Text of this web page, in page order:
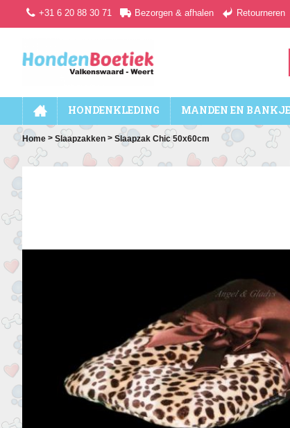
+31 6 20 88 30 71 Bezorgen & afhalen Retourneren
HONDENKLEDING MANDEN EN
Home > Slaapzakken > Slaapzak Chic 50x60cm